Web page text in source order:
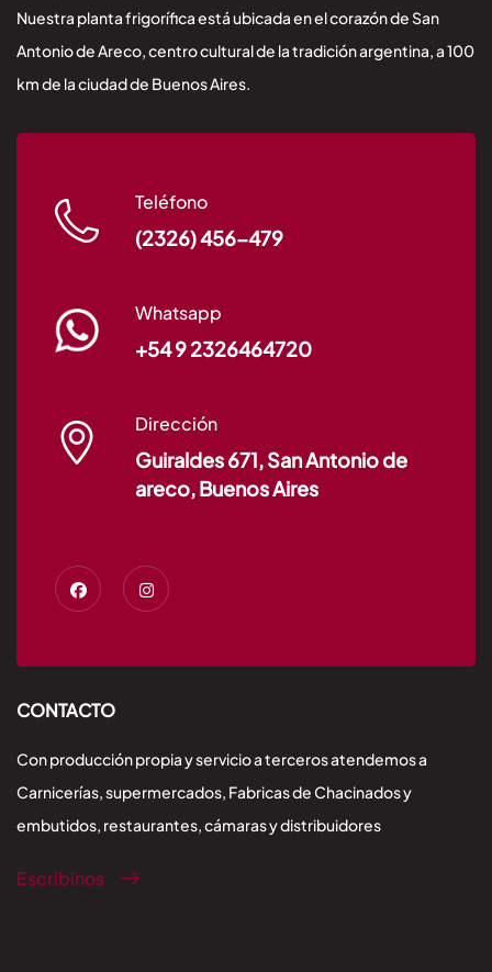
Nuestra planta frigorífica está ubicada en el corazón de San
Antonio de Areco, centro cultural de la tradición argentina, a 100
km de la ciudad de Buenos Aires.
Teléfono
(2326) 456-479
Whatsapp
+54 9 2326464720
Dirección
Guiraldes 671, San Antonio de
areco, Buenos Aires
CONTACTO
Con producción propia y servicio a terceros atendemos a
Carnicerías, supermercados, Fabricas de Chacinados y
embutidos, restaurantes, cámaras y distribuidores
Escribinos